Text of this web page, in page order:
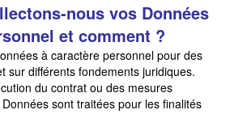
nous vos Données
et comment ?
à caractère personnel pour des
sur différents fondements juridiques.
du contrat ou des mesures
sont traitées pour les finalités